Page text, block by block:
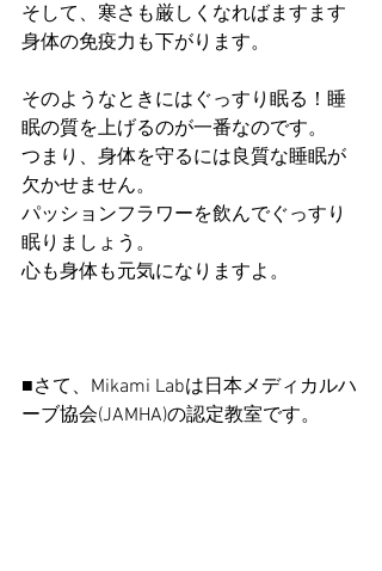
そして、寒さも厳しくなればますます
身体の免疫力も下がります。
そのようなときにはぐっすり眠る！睡
眠の質を上げるのが一番なのです。
つまり、身体を守るには良質な睡眠が
欠かせません。
パッションフラワーを飲んでぐっすり
眠りましょう。
心も身体も元気になりますよ。
■さて、Mikami Labは日本メディカルハ
ーブ協会(JAMHA)の認定教室です。